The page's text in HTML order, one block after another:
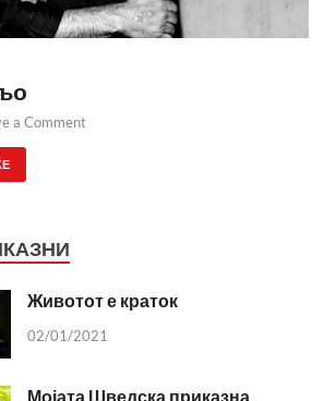
a Comment
Животот е краток
02/01/2021
Мојата Шведска приказна